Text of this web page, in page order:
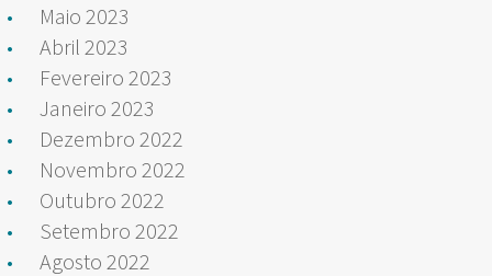
Maio 2023
Abril 2023
Fevereiro 2023
Janeiro 2023
Dezembro 2022
Novembro 2022
Outubro 2022
Setembro 2022
Agosto 2022